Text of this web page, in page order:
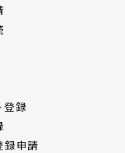
登録
録申請